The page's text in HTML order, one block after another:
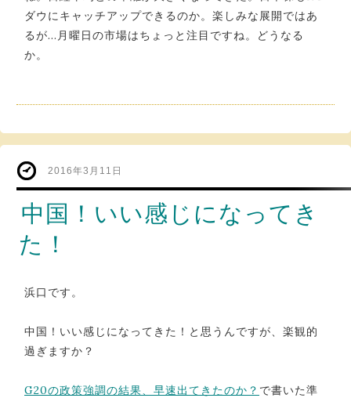
ダウにキャッチアップできるのか。楽しみな展開ではあ
るが…月曜日の市場はちょっと注目ですね。どうなる
か。
2016年3月11日
中国！いい感じになってき
た！
浜口です。
中国！いい感じになってきた！と思うんですが、楽観的
過ぎますか？
G20の政策強調の結果、早速出てきたのか？ で書いた準